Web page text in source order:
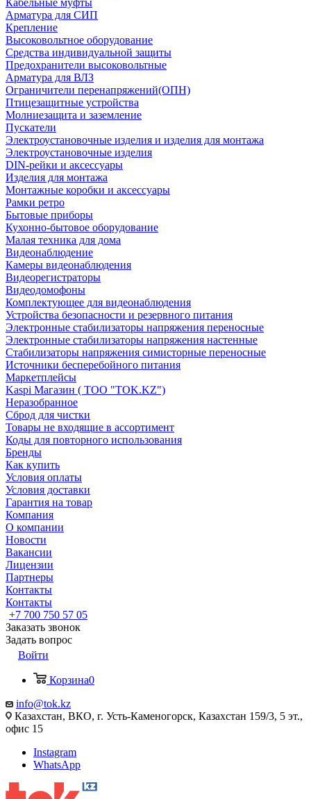
Кабельные муфты
Арматура для СИП
Крепление
Высоковольтное оборудование
Средства индивидуальной защиты
Предохранители высоковольтные
Арматура для ВЛЗ
Ограничители перенапряжений(ОПН)
Птицезащитные устройства
Молниезащита и заземление
Пускатели
Электроустановочные изделия и изделия для монтажа
Электроустановочные изделия
DIN-рейки и аксессуары
Изделия для монтажа
Монтажные коробки и аксессуары
Рамки ретро
Бытовые приборы
Кухонно-бытовое оборудование
Малая техника для дома
Видеонаблюдение
Камеры видеонаблюдения
Видеорегистраторы
Видеодомофоны
Комплектующее для видеонаблюдения
Устройства безопасности и резервного питания
Электронные стабилизаторы напряжения переносные
Электронные стабилизаторы напряжения настенные
Стабилизаторы напряжения симисторные переносные
Источники бесперебойного питания
Маркетплейсы
Kaspi Магазин ( ТОО "TOK.KZ")
Неразобранное
Сброд для чистки
Товары не входящие в ассортимент
Коды для повторного использования
Бренды
Как купить
Условия оплаты
Условия доставки
Гарантия на товар
Компания
О компании
Новости
Вакансии
Лицензии
Партнеры
Контакты
Контакты
+7 700 750 57 05
Заказать звонок
Задать вопрос
Войти
Корзина0
info@tok.kz
Казахстан, ВКО, г. Усть-Каменогорск, Казахстан 159/3, 5 эт.,
офис 15
Instagram
WhatsApp